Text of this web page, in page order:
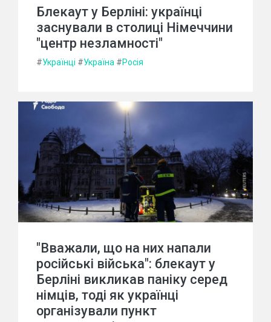
Блекаут у Берліні: українці
заснували в столиці Німеччини
"центр незламності"
#Українці #Україна #Росія
"Вважали, що на них напали
російські війська": блекаут у
Берліні викликав паніку серед
німців, тоді як українці
організували пункт